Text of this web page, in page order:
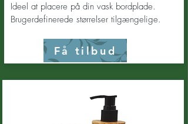
Ideel at placere på din vask bordplade.
Brugerdefinerede størrelser tilgængelige.
Få tilbud